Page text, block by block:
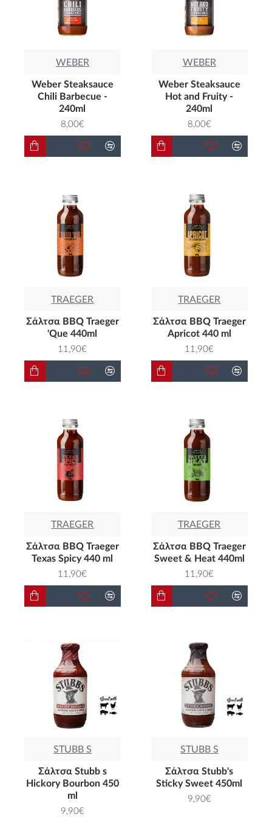
WEBER
Weber Steaksauce
Chili Barbecue -
240ml
8,00€
WEBER
Weber Steaksauce
Hot and Fruity -
240ml
8,00€
TRAEGER
Σάλτσα BBQ Traeger
'Que 440ml
11,90€
TRAEGER
Σάλτσα BBQ Traeger
Apricot 440 ml
11,90€
TRAEGER
Σάλτσα BBQ Traeger
Texas Spicy 440 ml
11,90€
TRAEGER
Σάλτσα BΒQ Traeger
Sweet & Heat 440ml
11,90€
STUBB S
Σάλτσα Stubb s
Hickory Bourbon 450
ml
9,90€
STUBB S
Σάλτσα Stubb's
Sticky Sweet 450ml
9,90€